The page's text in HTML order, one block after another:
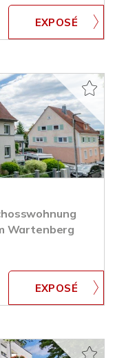
Wartenberg